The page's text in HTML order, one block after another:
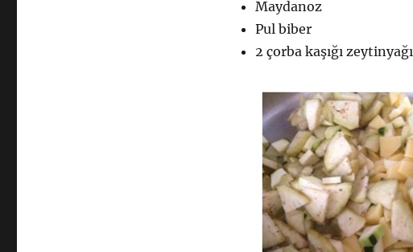
Maydanoz
Pul biber
2 çorba kaşığı zeytinyağı